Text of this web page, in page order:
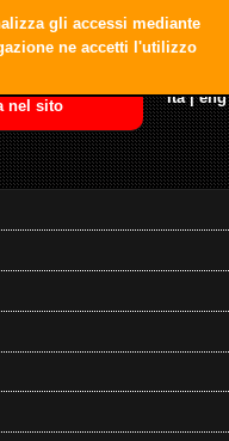
ita|eng
gli accessi mediante
ne accetti l'utilizzo